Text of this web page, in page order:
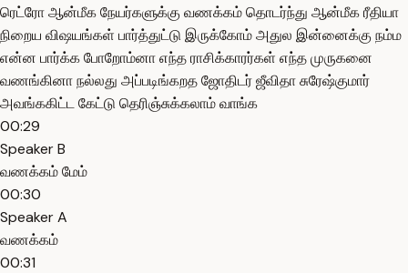
ரெட்ரோ ஆன்மீக நேயர்களுக்கு வணக்கம் தொடர்ந்து ஆன்மீக ரீதியா
நிறைய விஷயங்கள் பார்த்துட்டு இருக்கோம் அதுல இன்னைக்கு நம்ம
என்ன பார்க்க போறோம்னா எந்த ராசிக்காரர்கள் எந்த முருகனை
வணங்கினா நல்லது அப்படிங்கறத ஜோதிடர் ஜீவிதா சுரேஷ்குமார்
அவங்ககிட்ட கேட்டு தெரிஞ்சுக்கலாம் வாங்க
00:29
Speaker B
வணக்கம் மேம்
00:30
Speaker A
வணக்கம்
00:31